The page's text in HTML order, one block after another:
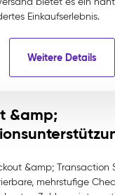
Einkaufserlebnis.
Weitere Details
&amp;
&amp; Transaction
mehrstufige